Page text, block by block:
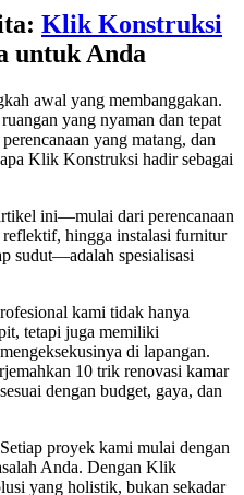
Klik Konstruksi
untuk Anda
awal yang membanggakan.
yang nyaman dan tepat
yang matang, dan
Klik Konstruksi hadir sebagai
ini—mulai dari perencanaan
hingga instalasi furnitur
sudut—adalah spesialisasi
kami tidak hanya
tetapi juga memiliki
di lapangan.
10 trik renovasi kamar
dengan budget, gaya, dan
proyek kami mulai dengan
Anda. Dengan Klik
yang holistik, bukan sekadar